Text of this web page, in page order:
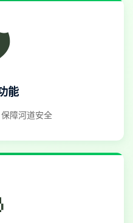
能
障河道安全